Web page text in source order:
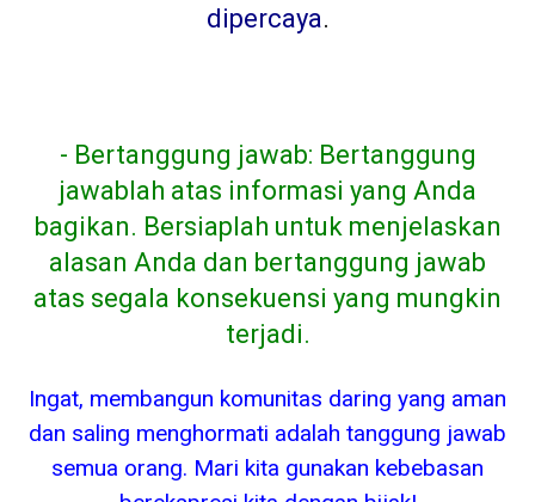
dipercaya.
- Bertanggung jawab: Bertanggung
jawablah atas informasi yang Anda
bagikan. Bersiaplah untuk menjelaskan
alasan Anda dan bertanggung jawab
atas segala konsekuensi yang mungkin
terjadi.
Ingat, membangun komunitas daring yang aman
dan saling menghormati adalah tanggung jawab
semua orang. Mari kita gunakan kebebasan